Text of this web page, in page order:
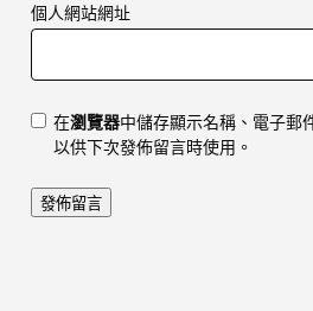
個人網站網址
在瀏覽器中儲存顯示名稱、電子郵
以供下次發佈留言時使用。